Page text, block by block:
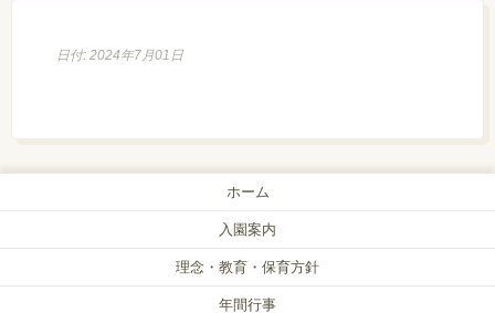
日付: 2024年7月01日
ホーム
入園案内
理念・教育・保育方針
年間行事